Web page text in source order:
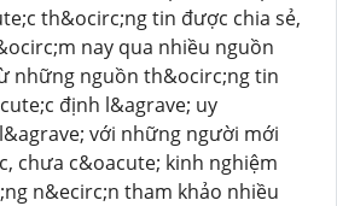
th&ocirc;ng tin được chia sẻ,
nay qua nhiều nguồn
những nguồn th&ocirc;ng tin
định l&agrave; uy
với những người mới
chưa c&oacute; kinh nghiệm
n&ecirc;n tham khảo nhiều